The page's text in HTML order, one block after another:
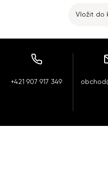
Vložit do
+421 907 917 349